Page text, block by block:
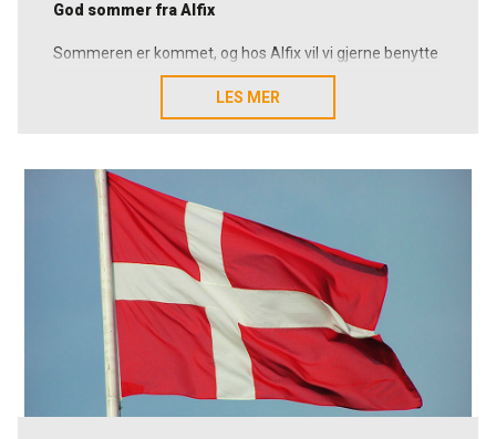
God sommer fra Alfix
Sommeren er kommet, og hos Alfix vil vi gjerne benytte
anledningen til å ønske kunder, leverandører,
samarbeidspartnere og kolleger en riktig god sommer.
setter vi stor pris på.
Som dansk og familieeid produsent arbeider vi hver dag
for å levere løsninger som holder, og som skaper verdi i
praksis. Det gjelder også gjennom sommeren, hvor vi
fortsatt står klare til å hjelpe når det er behov for oss.
Vi håper at tiden som kommer byr på både avslapning,
minnerike opplevelser og fornyet energi for dere.
Riktig god sommer fra alle oss i Alfix 😊
LES MER
LES MER